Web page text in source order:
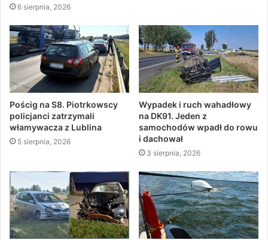
6 sierpnia, 2026
Pościg na S8. Piotrkowscy
policjanci zatrzymali
włamywacza z Lublina
5 sierpnia, 2026
Wypadek i ruch wahadłowy
na DK91. Jeden z
samochodów wpadł do rowu
i dachował
3 sierpnia, 2026